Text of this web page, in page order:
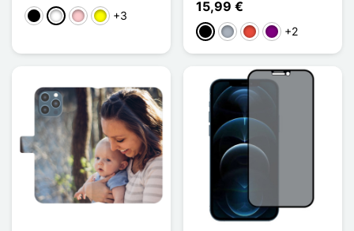
Schwarz
WeißPinkGelb+3
15,99 €
Schwarz
GrauRot Violett
+2